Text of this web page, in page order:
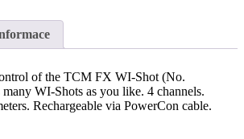
of the TCM FX WI-Shot (No.
WI-Shots as you like. 4 channels.
Rechargeable via PowerCon cable.